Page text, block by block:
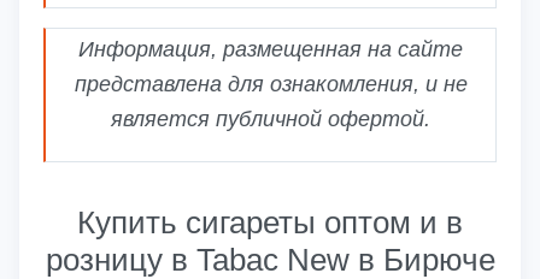
Информация, размещенная на сайте
представлена для ознакомления, и не
является публичной офертой.
Купить сигареты оптом и в
розницу в Tabac New в Бирюче